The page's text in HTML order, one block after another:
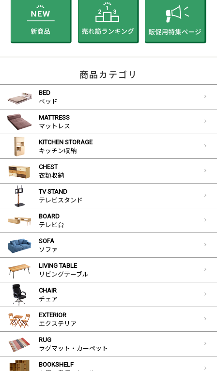
商品カテゴリ
BED
ベッド
MATTRESS
マットレス
KITCHEN STORAGE
キッチン収納
CHEST
衣類収納
TV STAND
テレビスタンド
BOARD
テレビ台
SOFA
ソファ
LIVING TABLE
リビングテーブル
CHAIR
チェア
EXTERIOR
エクステリア
RUG
ラグマット・カーペット
BOOKSHELF